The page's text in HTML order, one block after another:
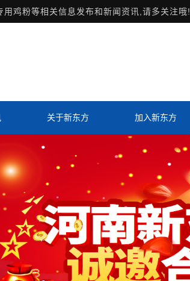
用鸡粉等相关信息发布和新闻资讯,请多关注哦!
关于新东方 加入新东方